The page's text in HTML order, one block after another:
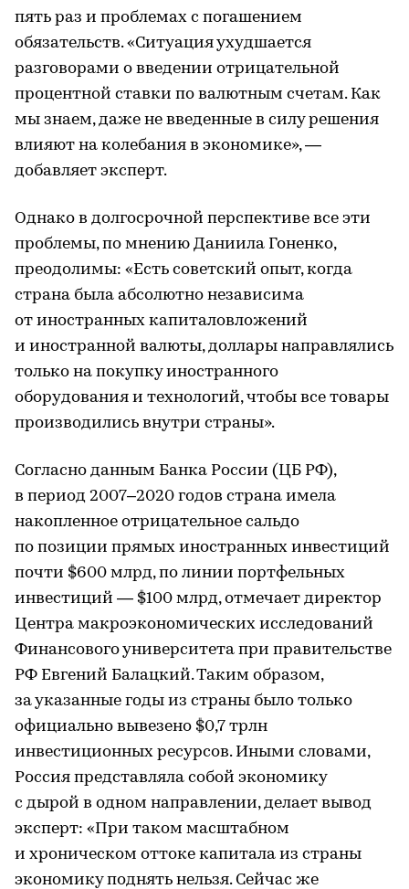
пять раз и проблемах с погашением
обязательств. «Ситуация ухудшается
разговорами о введении отрицательной
процентной ставки по валютным счетам. Как
мы знаем, даже не введенные в силу решения
влияют на колебания в экономике», —
добавляет эксперт.
Однако в долгосрочной перспективе все эти
проблемы, по мнению Даниила Гоненко,
преодолимы: «Есть советский опыт, когда
страна была абсолютно независима
от иностранных капиталовложений
и иностранной валюты, доллары направлялись
только на покупку иностранного
оборудования и технологий, чтобы все товары
производились внутри страны».
Согласно данным Банка России (ЦБ РФ),
в период 2007–2020 годов страна имела
накопленное отрицательное сальдо
по позиции прямых иностранных инвестиций
почти $600 млрд, по линии портфельных
инвестиций — $100 млрд, отмечает директор
Центра макроэкономических исследований
Финансового университета при правительстве
РФ Евгений Балацкий. Таким образом,
за указанные годы из страны было только
официально вывезено $0,7 трлн
инвестиционных ресурсов. Иными словами,
Россия представляла собой экономику
с дырой в одном направлении, делает вывод
эксперт: «При таком масштабном
и хроническом оттоке капитала из страны
экономику поднять нельзя. Сейчас же